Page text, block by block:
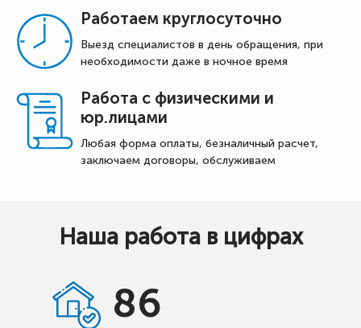
Работаем круглосуточно
Выезд специалистов в день обращения, при
необходимости даже в ночное время
Работа с физическими и
юр.лицами
Любая форма оплаты, безналичный расчет,
заключаем договоры, обслуживаем
Наша работа в цифрах
86